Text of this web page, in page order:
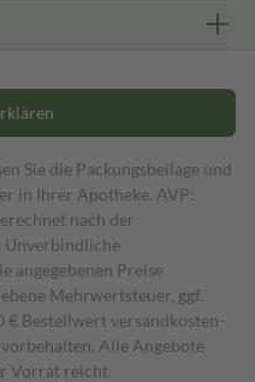
Sie die Packungsbeilage und
in Ihrer Apotheke. AVP:
nach der
Unverbindliche
angegebenen Preise
Mehrwertsteuer, ggf.
€ Bestell­wert versand­kosten­
Alle Angebote
Vorrat reicht.